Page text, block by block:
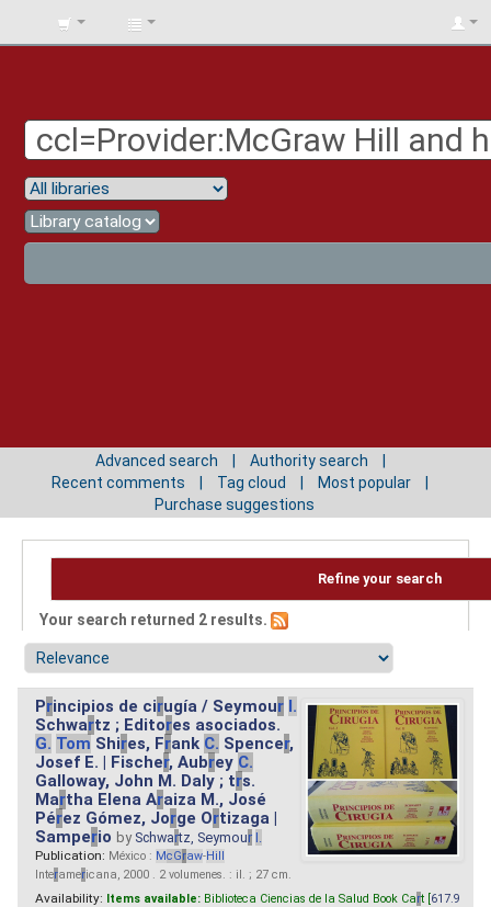
BIBLIOTECA
Advanced search
Authority search
Recent comments
Tag cloud
Most popular
Purchase suggestions
Refine your search
Your search returned 2 results.
Principios de cirugía / Seymour I.
Schwartz ; Editores asociados.
G. Tom Shires, Frank C. Spencer,
Josef E. | Fischer, Aubrey C.
Galloway, John M. Daly ; trs.
Martha Elena Araiza M., José
Pérez Gómez, Jorge Ortizaga |
Samperio by Schwartz, Seymour I.
Publication: México : McGraw-Hill
Interamericana, 2000 . 2 volumenes. : il. ; 27 cm.
Availability: Items available: Biblioteca Ciencias de la Salud Book Cart [ 617.9